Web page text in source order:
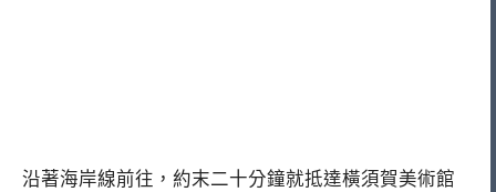
沿著海岸線前往，約末二十分鐘就抵達橫須賀美術館